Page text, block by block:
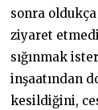
sonra
ziyaret
sığınmak
inşaatından
kesildiğini,